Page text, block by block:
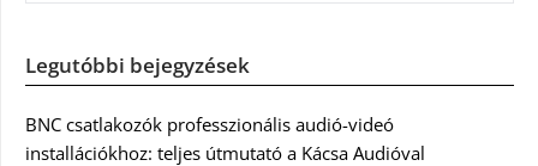
Legutóbbi bejegyzések
BNC csatlakozók professzionális audió-videó
installációkhoz: teljes útmutató a Kácsa Audióval